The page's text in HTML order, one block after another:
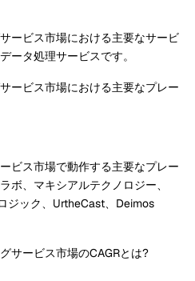
ービス市場における主要なサービ
ータ処理サービスです。
ービス市場における主要なプレー
ビス市場で動作する主要なプレー
ボ、マキシアルテクノロジー、
ジック、UrtheCast、Deimos
サービス市場のCAGRとは?